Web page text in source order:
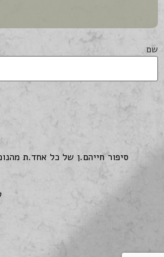
שם
סיפור חייהם.ן של כל אחד.ת